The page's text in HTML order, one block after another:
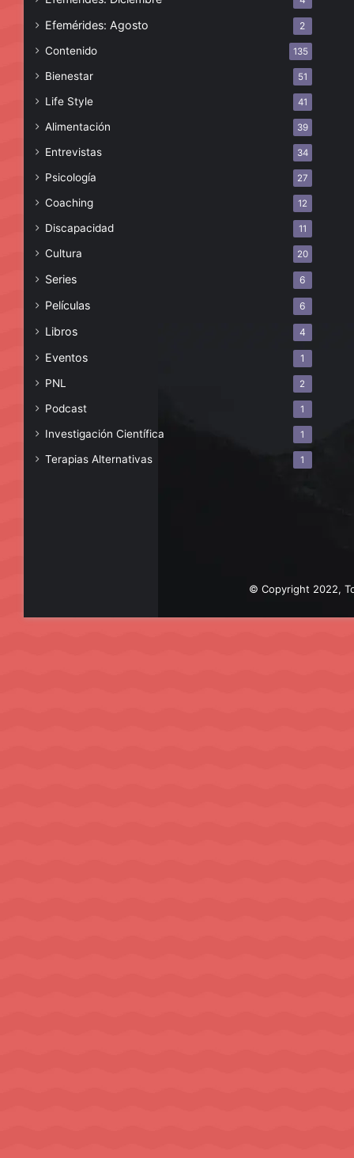
Efemérides: Agosto 2
Contenido 135
Bienestar 51
Life Style 41
Alimentación 39
Entrevistas 34
Psicología 27
Coaching 12
Discapacidad 11
Cultura 20
Series 6
Películas 6
Libros 4
Eventos 1
PNL 2
Podcast 1
Investigación Científica 1
Terapias Alternativas 1
© Copyright 2022,